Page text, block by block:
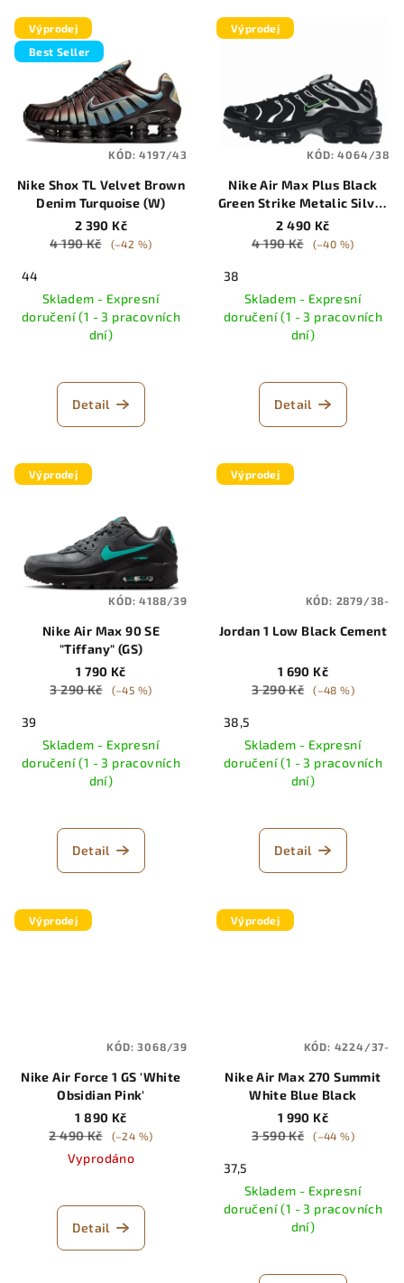
Výprodej
Best Seller
Nike Shox TL Velvet Brown
Denim Turquoise (W)
2 390 Kč
4 190 Kč
(–42 %)
44
Skladem - Expresní
doručení (1 - 3 pracovních
dní)
Detail
KÓD:4197/43
Výprodej
Nike Air Max Plus Black
Green Strike Metalic Silver
(GS)
2 490 Kč
4 190 Kč
(–40 %)
38
Skladem - Expresní
doručení (1 - 3 pracovních
dní)
Detail
KÓD:4064/38
Výprodej
Nike Air Max 90 SE
"Tiffany" (GS)
1 790 Kč
3 290 Kč
(–45 %)
39
Skladem - Expresní
doručení (1 - 3 pracovních
dní)
Detail
KÓD:4188/39
Výprodej
Jordan 1 Low Black Cement
1 690 Kč
3 290 Kč
(–48 %)
38,5
Skladem - Expresní
doručení (1 - 3 pracovních
dní)
Detail
KÓD: 2879/38-
Výprodej
Nike Air Force 1 GS 'White
Obsidian Pink'
1 890 Kč
2 490 Kč
(–24 %)
Vyprodáno
Detail
KÓD:3068/39
Výprodej
Nike Air Max 270 Summit
White Blue Black
1 990 Kč
3 590 Kč
(–44 %)
37,5
Skladem - Expresní
doručení (1 - 3 pracovních
dní)
KÓD: 4224/37-